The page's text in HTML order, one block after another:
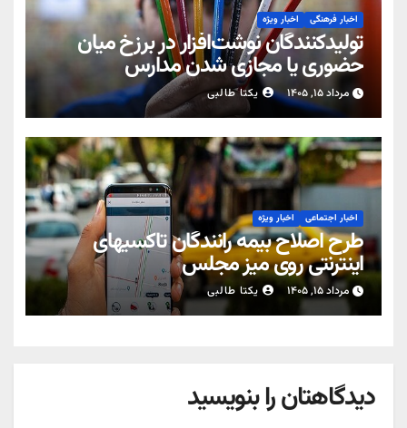
اخبار فرهنگی اخبار ویژه
تولیدکنندگان نوشت‌افزار در برزخ میان
حضوری یا مجازی شدن مدارس
مرداد ۱۵, ۱۴۰۵ یکتا طالبی
اخبار اجتماعی اخبار ویژه
طرح اصلاح بیمه رانندگان تاکسیهای
اینترنتی روی میز مجلس
مرداد ۱۵, ۱۴۰۵ یکتا طالبی
دیدگاهتان را بنویسید